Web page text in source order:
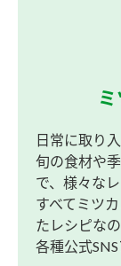
日常に取り
旬の食材や
で、様々な
すべてミツ
たレシピな
各種公式